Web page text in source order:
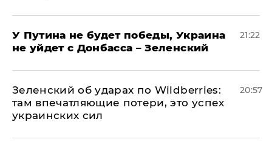
У Путина не будет победы, Украина
не уйдет с Донбасса – Зеленский
21:22
Зеленский об ударах по Wildberries:
там впечатляющие потери, это успех
украинских сил
20:57